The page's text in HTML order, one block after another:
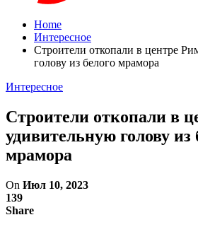
Home
Интересное
Строители откопали в центре
голову из белого мрамора
Интересное
Строители откопали в
удивительную голову из
мрамора
On Июл 10, 2023
139
Share